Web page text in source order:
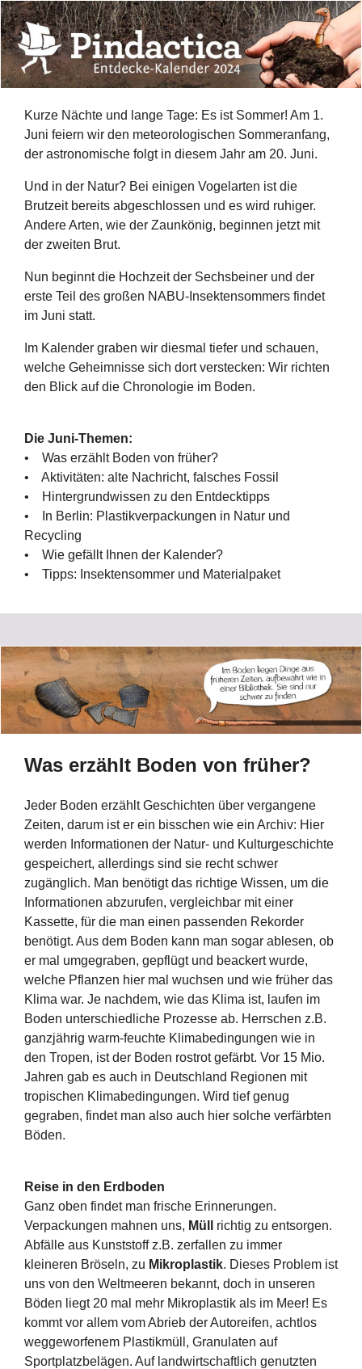
Kurze Nächte und lange Tage: Es ist Sommer! Am 1.
Juni feiern wir den meteorologischen Sommeranfang,
der astronomische folgt in diesem Jahr am 20. Juni.
Und in der Natur? Bei einigen Vogelarten ist die
Brutzeit bereits abgeschlossen und es wird ruhiger.
Andere Arten, wie der Zaunkönig, beginnen jetzt mit
der zweiten Brut.
Nun beginnt die Hochzeit der Sechsbeiner und der
erste Teil des großen NABU-Insektensommers findet
im Juni statt.
Im Kalender graben wir diesmal tiefer und schauen,
welche Geheimnisse sich dort verstecken: Wir richten
den Blick auf die Chronologie im Boden.
Die Juni-Themen:
• Was erzählt Boden von früher?
• Aktivitäten: alte Nachricht, falsches Fossil
• Hintergrundwissen zu den Entdecktipps
• In Berlin: Plastikverpackungen in Natur und
Recycling
• Wie gefällt Ihnen der Kalender?
• Tipps: Insektensommer und Materialpaket
Was erzählt Boden von früher?
Jeder Boden erzählt Geschichten über vergangene
Zeiten, darum ist er ein bisschen wie ein Archiv: Hier
werden Informationen der Natur- und Kulturgeschichte
gespeichert, allerdings sind sie recht schwer
zugänglich. Man benötigt das richtige Wissen, um die
Informationen abzurufen, vergleichbar mit einer
Kassette, für die man einen passenden Rekorder
benötigt. Aus dem Boden kann man sogar ablesen, ob
er mal umgegraben, gepflügt und beackert wurde,
welche Pflanzen hier mal wuchsen und wie früher das
Klima war. Je nachdem, wie das Klima ist, laufen im
Boden unterschiedliche Prozesse ab. Herrschen z.B.
ganzjährig warm-feuchte Klimabedingungen wie in
den Tropen, ist der Boden rostrot gefärbt. Vor 15 Mio.
Jahren gab es auch in Deutschland Regionen mit
tropischen Klimabedingungen. Wird tief genug
gegraben, findet man also auch hier solche verfärbten
Böden.
Reise in den Erdboden
Ganz oben findet man frische Erinnerungen.
Verpackungen mahnen uns, Müll
richtig zu entsorgen.
Abfälle aus Kunststoff z.B. zerfallen zu immer
kleineren Bröseln, zu Mikroplastik. Dieses Problem ist
uns von den Weltmeeren bekannt, doch in unseren
Böden liegt 20 mal mehr Mikroplastik als im Meer! Es
kommt vor allem vom Abrieb der Autoreifen, achtlos
weggeworfenem Plastikmüll, Granulaten auf
Sportplatzbelägen. Auf landwirtschaftlich genutzten